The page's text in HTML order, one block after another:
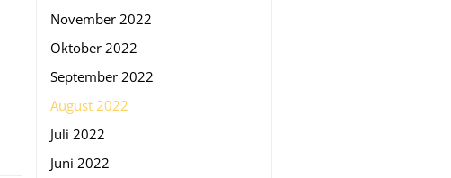
November 2022
Oktober 2022
September 2022
August 2022
Juli 2022
Juni 2022